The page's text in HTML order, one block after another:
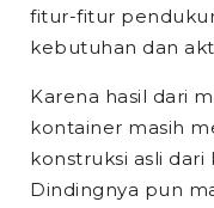
fitur-fitur
kebutuhan dan
Karena hasil dari
kontainer masih
konstruksi asli
Dindingnya pun